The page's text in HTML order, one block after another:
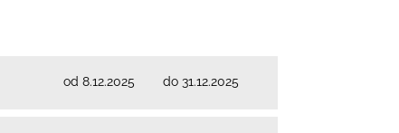
od 8.12.2025 do 31.12.2025